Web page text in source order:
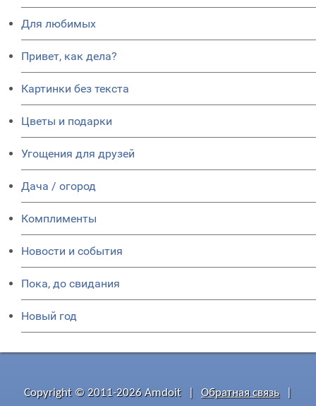
Для любимых
Привет, как дела?
Картинки без текста
Цветы и подарки
Угощения для друзей
Дача / огород
Комплименты
Новости и события
Пока, до свидания
Новый год
Copyright © 2011-2026 Amdoit Обратная связь